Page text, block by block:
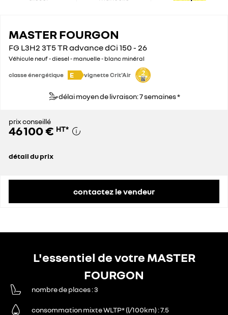
MASTER FOURGON
FG L3H2 3T5 TR advance dCi 150 - 26
Véhicule neuf - diesel - manuelle - blanc minéral
classe énergétique E vignette Crit'Air
délai moyen de livraison: 7 semaines *
prix conseillé
46 100 € HT*
détail du prix
contactez le vendeur
L'essentiel de votre MASTER
FOURGON
nombre de places 3
consommation mixte WLTP* (l/100km) 7.5